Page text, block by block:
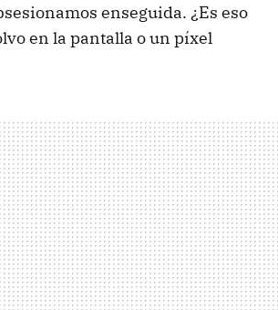
enseguida. ¿Es eso
en la pantalla o un píxel